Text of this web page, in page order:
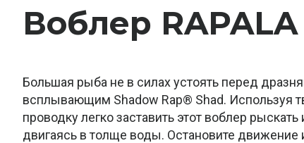
Воблер
Большая рыба не в силах устоять перед
всплывающим Shadow Rap® Shad. Используя
проводку легко заставить этот воблер
двигаясь в толще воды. Остановите движение